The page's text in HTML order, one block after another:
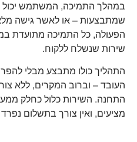
במהלך התמיכה, המשתמש יכול
שמתבצעות – או לאשר גישה
הפעולה, כל התמיכה מתועדת
שירות שנשלח ללקוח.
התהליך כולו מתבצע מבלי
העובד – וברוב המקרים, ללא
מציעים, ואין צורך בתשלום